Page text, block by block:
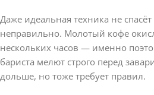
Даже идеальная техника не
неправильно. Молотый кофе
нескольких часов — именно
бариста мелют строго перед
дольше, но тоже требует правил.